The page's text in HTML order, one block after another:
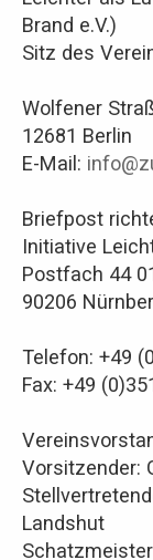
Brand e.V.)
Sitz des
Wolfener
12681 Berlin
E-Mail:
Briefpost
Initiative
Postfach 44
90206
Telefon: +49
Fax: +49
Vorsitzender:
Landshut